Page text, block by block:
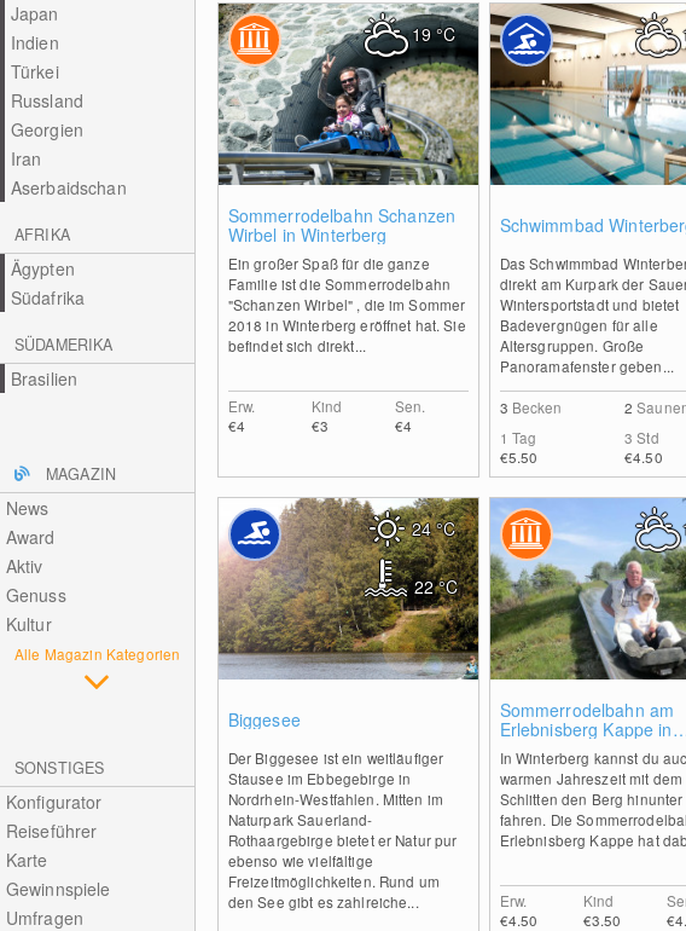
Japan
Indien
Türkei
Russland
Georgien
Iran
Aserbaidschan
AFRIKA
Ägypten
Südafrika
SÜDAMERIKA
Brasilien
MAGAZIN
News
Award
Aktiv
Genuss
Kultur
Alle Magazin Kategorien
SONSTIGES
Konfigurator
Reiseführer
Karte
Gewinnspiele
Umfragen
Sommerrodelbahn Schanzen
Wirbel in Winterberg
Ein großer Spaß für die ganze
Familie ist die Sommerrodelbahn
"Schanzen Wirbel" , die im Sommer
2018 in Winterberg eröffnet hat. Sie
befindet sich direkt...
Erw.
€4
Kind
€3
Sen.
€4
19°C
Schwimmbad
Das Schwimmbad
direkt am Kurpark der
Wintersportstadt und bietet
Badevergnügen für alle
Altersgruppen. Große
Panoramafenster geben...
3 Becken 2
1 Tag
€5.50
3 Std
€4.50
Biggesee
Der Biggesee ist ein weitläufiger
Stausee im Ebbegebirge in
Nordrhein-Westfahlen. Mitten im
Naturpark Sauerland-
Rothaargebirge bietet er Natur pur
ebenso wie vielfältige
Freizeitmöglichkeiten. Rund um
den See gibt es zahlreiche...
24°C
22°C
Sommerrodelbahn am
Erlebnisberg Kappe in
Winterberg
In Winterberg kannst du
warmen Jahreszeit mit dem
Schlitten den Berg hinunter
fahren. Die
Erlebnisberg Kappe hat
Erw.
€4.50
Kind
€3.50